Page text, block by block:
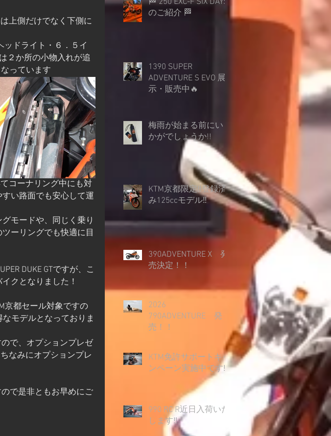
上側だけでなく下側に
ッドライト・６．５イ
２か所の小物入れが追
っています
コーナリング中にも対
い路面でも安心して運
モードや、同じく乗り
ーリングでも快適に目
DUKE GTですが、こ
クとなりました！
京都セール対象ですの
なモデルとなっておりま
で、オプションプレゼ
なみにオプションプレ
で是非ともお早めにご
のご紹介 🏁
1390 SUPER
ADVENTURE S EVO 展
示・販売中🔥
梅雨が始まる前にい
かがでしょうか︎!!
KTM京都限定‼登録済
み125ccモデル‼
390ADVENTURE X 発
売決定！！
2026
790ADVENTURE 発
売！！
KTM免許サポートキャ
ンペーン実施中です‼
990 RC R近日入荷いた
します‼